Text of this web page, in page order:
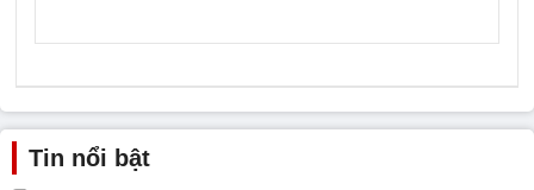
Tin nổi bật